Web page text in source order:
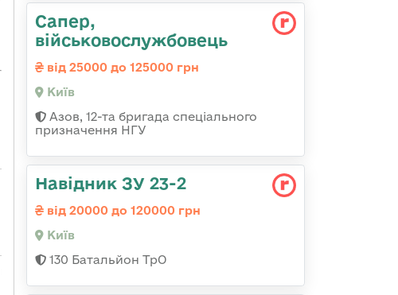
Сапер,
військовослужбовець
від 25000 до 125000 грн
Київ
Азов, 12-та бригада спеціального
призначення НГУ
Навідник ЗУ 23-2
від 20000 до 120000 грн
Київ
130 Батальйон ТрО